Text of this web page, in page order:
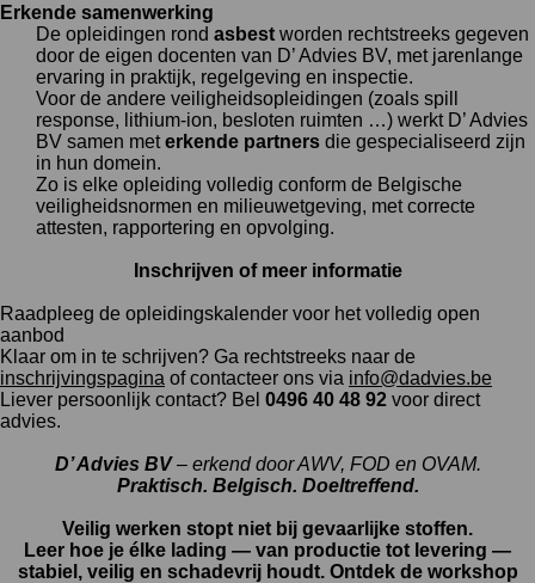
Erkende samenwerking
De opleidingen rond asbest worden rechtstreeks gegeven
door de eigen docenten van D’ Advies BV, met jarenlange
ervaring in praktijk, regelgeving en inspectie.
Voor de andere veiligheidsopleidingen (zoals spill
response, lithium-ion, besloten ruimten …) werkt D’ Advies
BV samen meterkende partners die gespecialiseerd zijn
in hun domein.
Zo is elke opleiding volledig conform de Belgische
veiligheidsnormen en milieuwetgeving, met correcte
attesten, rapportering en opvolging.
Inschrijven of meer informatie
Raadpleeg de opleidingskalender voor het volledig open
aanbod
Klaar om in te schrijven? Ga rechtstreeks naar de
inschrijvingspagina of contacteer ons via info@dadvies.be
Liever persoonlijk contact? Bel 0496 40 48 92 voor direct
advies.
D’ Advies BV– erkend door AWV, FOD en OVAM.
Praktisch. Belgisch. Doeltreffend.
Veilig werken stopt niet bij gevaarlijke stoffen.
Leer hoe je élke lading — van productie tot levering —
stabiel, veilig en schadevrij houdt. Ontdek de workshop